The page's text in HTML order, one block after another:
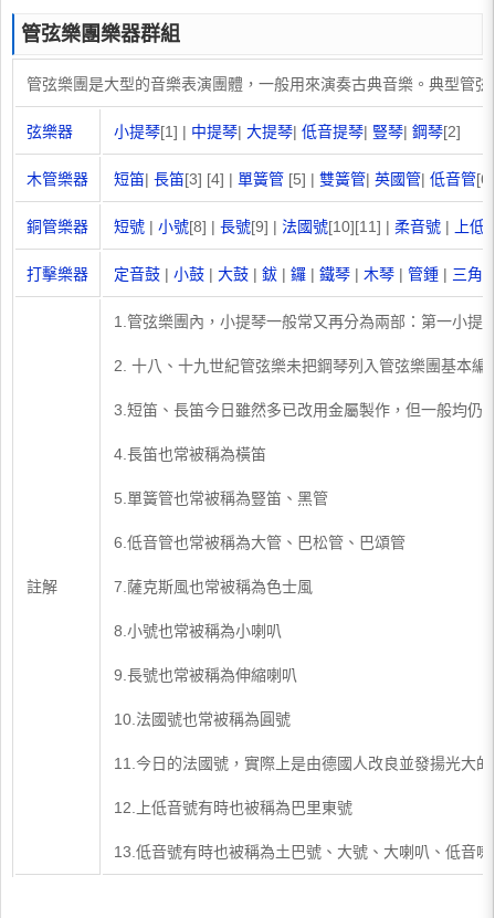
管弦樂團樂器群組
管弦樂團是大型的音樂表演團體，一般用來演奏古典音樂。典型管
弦樂器 小提琴[1] | 中提琴| 大提琴| 低音提琴| 豎琴| 鋼琴[2]
木管樂器 短笛| 長笛[3] [4] | 單簧管 [5] | 雙簧管| 英國管| 低音管
銅管樂器 短號 | 小號[8] | 長號[9] | 法國號[10][11] | 柔音號 | 上低
打擊樂器 定音鼓 | 小鼓 | 大鼓 | 鈸 | 鑼 | 鐵琴 | 木琴 | 管鍾 | 三角
註解
1.管弦樂團內，小提琴一般常又再分為兩部：第一小提
2. 十八、十九世紀管弦樂未把鋼琴列入管弦樂團基本
3.短笛、長笛今日雖然多已改用金屬製作，但一般均仍
4.長笛也常被稱為橫笛
5.單簧管也常被稱為豎笛、黑管
6.低音管也常被稱為大管、巴松管、巴頌管
7.薩克斯風也常被稱為色士風
8.小號也常被稱為小喇叭
9.長號也常被稱為伸縮喇叭
10.法國號也常被稱為圓號
11.今日的法國號，實際上是由德國人改良並發揚光大的
12.上低音號有時也被稱為巴里東號
13.低音號有時也被稱為土巴號、大號、大喇叭、低音喇